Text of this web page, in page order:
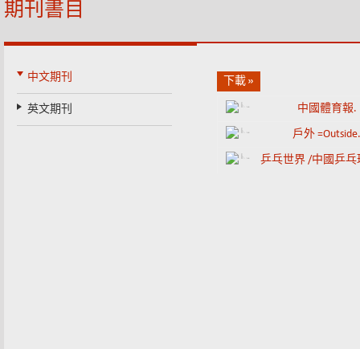
期刊書目
中文期刊
英文期刊
下載
中國體育報.
戶外
乒乓世界 /中國乒乓